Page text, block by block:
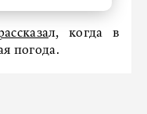
л, когда в
погода.